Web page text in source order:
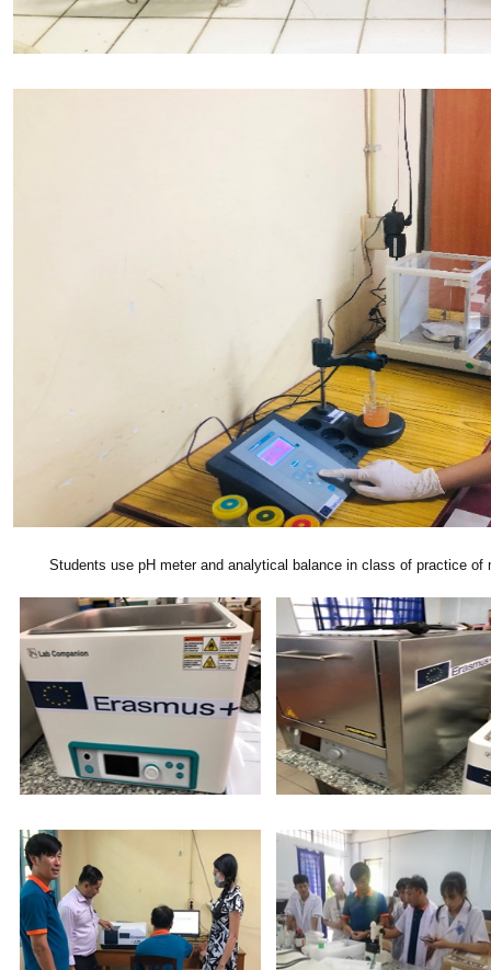
Students use pH meter and analytical balance in class of practice of